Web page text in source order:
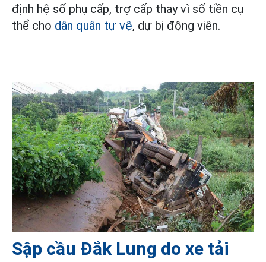
định hệ số phụ cấp, trợ cấp thay vì số tiền cụ
thể cho dân quân tự vệ, dự bị động viên.
Sập cầu Đắk Lung do xe tải